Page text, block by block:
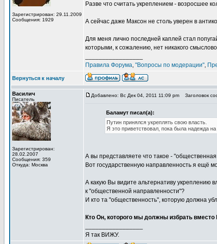
Зарегистрирован: 29.11.2009
Сообщения: 1929
Разве что считать укреплением - возросшее
А сейчас даже Максон не столь уверен в
Для меня лично последней каплей стал
которыми, к сожалению, нет никакого
Правила Форума, "Вопросы по модерации",
Вернуться к началу
Василич
Писатель
Зарегистрирован:
28.02.2007
Сообщения: 359
Откуда: Москва
Добавлено: Вс Дек 04, 2011 11:09 pm Заголовок
Баламут писал(а):
Путин принялся укреплять свою власть.
Я это приветствовал, пока была надежда
А вы представляете что такое -
Вот государственную направленность я ещё
А какую Вы видите альтернативу укреплению
к "общественной направленности"?
И кто та "общественность", которую должна
Кто Он, которого мы должны избрать вместо
Я так ВИЖУ.